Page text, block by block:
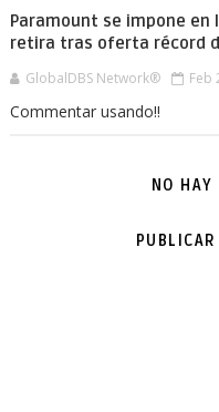
Paramount se impone en
retira tras oferta récord
GlobalDBS Network® Feb
Commentar usando!!
NO HAY